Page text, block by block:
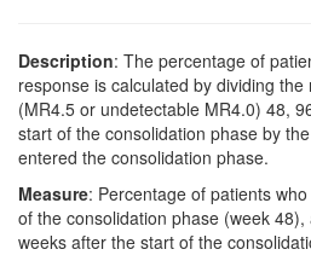
Description: The percentage of
response is calculated by dividing
(MR4.5 or undetectable MR4.0) 48,
start of the consolidation phase by
entered the consolidation phase.
Measure: Percentage of patients
of the consolidation phase (week
weeks after the start of the